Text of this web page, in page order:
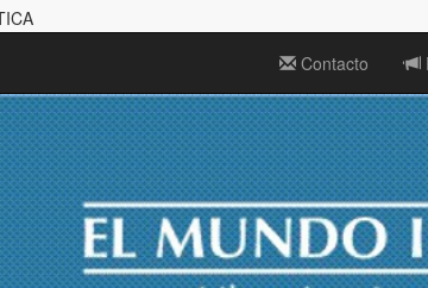
Contacto